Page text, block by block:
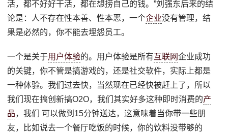
活，都不好好干活，都在想捞自己的钱。”刘强东后来的结
论是：人不存在性本善、性本恶，一个企业没有管理，结
果是必然的，你不能去埋怨员工。
一个是关于用户体验的。用户体验是所有互联网企业成功
的关键，你不管是搞游戏的，还是社交软件，实际上都是
一种体验。我们过去快，当然现在已经快被赶上了，所以
我们现在搞创新搞O2O，我们其实好多这种即时消费的产
品，我们 可以做到15分钟送达，这意味着当你带一些朋
友，比如说去一个餐厅吃饭的时候，你的饮料没带够的